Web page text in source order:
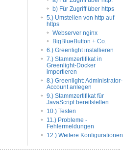
b) Für Zugriff über https
5.) Umstellen von http auf
https
Webserver nginx
BigBlueButton + Co.
6.) Greenlight installieren
7.) Stammzertifikat in
Greenlight-Docker
importieren
8.) Greenlight: Administrator-
Account anlegen
9.) Stammzertifikat für
JavaScript bereitstellen
10.) Testen
11.) Probleme -
Fehlermeldungen
12.) Weitere Konfigurationen